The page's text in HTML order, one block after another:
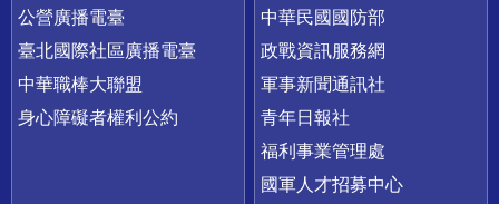
公營廣播電臺
臺北國際社區廣播電臺
中華職棒大聯盟
身心障礙者權利公約
中華民國國防部
政戰資訊服務網
軍事新聞通訊社
青年日報社
福利事業管理處
國軍人才招募中心